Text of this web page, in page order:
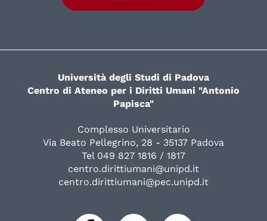
Università degli Studi di Padova
Centro di Ateneo per i Diritti Umani "Antonio
Papisca"
Complesso Universitario
Via Beato Pellegrino, 28 - 35137 Padova
Tel 049 827 1816 / 1817
centro.dirittiumani@unipd.it
centro.dirittiumani@pec.unipd.it